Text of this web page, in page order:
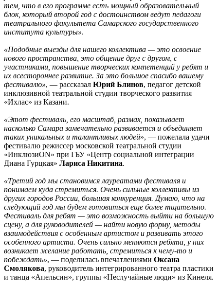
тем, что в его программе есть мощный образовательный
блок, который второй год с достоинством ведут педагоги
театрального факультета Самарского государственного
института культуры».
«Подобные выезды для нашего коллектива — это освоение
нового пространства, это общение друг с другом, с
участниками, повышение творческих компетенций у ребят и
их всестороннее развитие. За это большое спасибо вашему
фестивалю», — рассказал Юрий Блинов, педагог детской
инклюзивной театральной студии творческого развития
«Ихлас» из Казани.
«Этот фестиваль, его масштаб, размах, показывает
насколько Самара замечательно развивается и объединяет
таких уникальных и талантливых людей», — пожелала удачи
фестивалю режиссер московской театральной студии
«ИнклюзиON» при ГБУ «Центр социальной интеграции
Диана Гурцкая» Лариса Никитина.
«Третий год мы становимся лауреатами фестиваля и
понимаем куда стремиться. Очень сильные коллективы из
других городов России, большая конкуренция. Думаю, что на
следующий год мы будем готовиться еще более тщательно.
Фестиваль для ребят — это возможность выйти на большую
сцену, а для руководителей — найти новую форму, методы
взаимодействия с особенным артистом и развивать этого
особенного артиста. Очень сильно меняются ребята, у них
возникает желание работать, стремиться к чему-то и
побеждать», — поделилась впечатлениями Оксана
Смолякова, руководитель интегрированного театра пластики
и танца «Апельсин», группы «Неслучайные люди» из Кинеля.